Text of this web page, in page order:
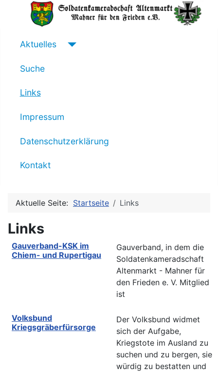
Aktuelles
Suche
Links
Impressum
Datenschutzerklärung
Kontakt
Aktuelle Seite: Startseite Links
Links
Gauverband-KSK im
Chiem- und Rupertigau
Gauverband, in dem die
Soldatenkameradschaft
Altenmarkt - Mahner für
den Frieden e. V. Mitglied
ist
Volksbund
Kriegsgräberfürsorge
Der Volksbund widmet
sich der Aufgabe,
Kriegstote im Ausland zu
suchen und zu bergen, sie
würdig zu bestatten und